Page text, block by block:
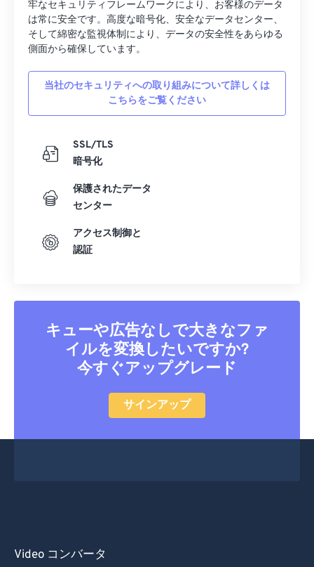
牢なセキュリティフレームワークにより、お客様のデータ
は常に安全です。高度な暗号化、安全なデータセンター、
そして綿密な監視体制により、データの安全性をあらゆる
側面から確保しています。
当社のセキュリティへの取り組みについて詳しくは
こちらをご覧ください
SSL/TLS
暗号化
保護されたデータ
センター
アクセス制御と
認証
キューや広告なしで大きなファ
イルを変換したいですか?
今すぐアップグレード
サインアップ
Video コンバータ